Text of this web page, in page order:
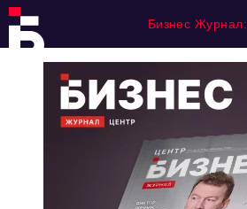
Бизнес Журнал: